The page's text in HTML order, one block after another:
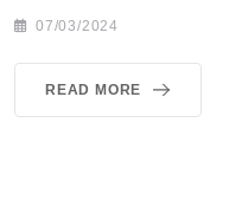
07/03/2024
READ MORE